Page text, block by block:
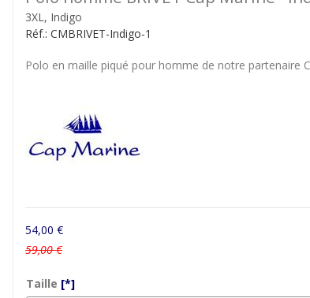
3XL, Indigo
Réf.: CMBRIVET-Indigo-1
Polo en maille piqué pour homme de notre partenaire
54,00 €
59,00 €
Taille [*]